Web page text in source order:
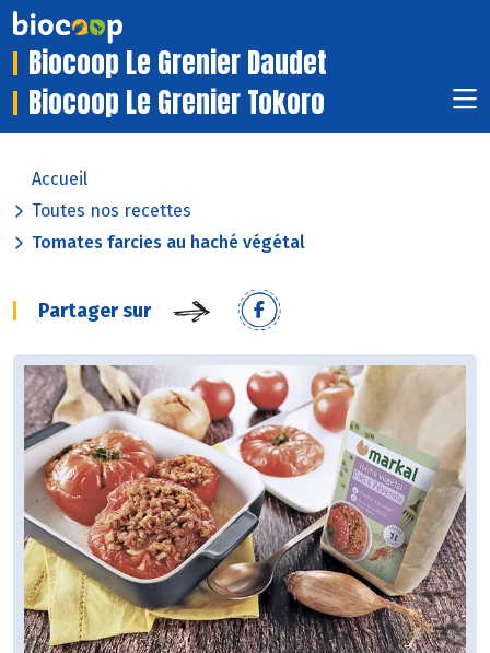
Biocoop Le Grenier Daudet
Biocoop Le Grenier Tokoro
Accueil
Toutes nos recettes
Tomates farcies au haché végétal
Partager sur